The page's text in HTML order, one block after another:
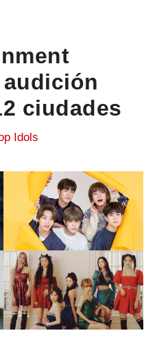
ciudades
Idols